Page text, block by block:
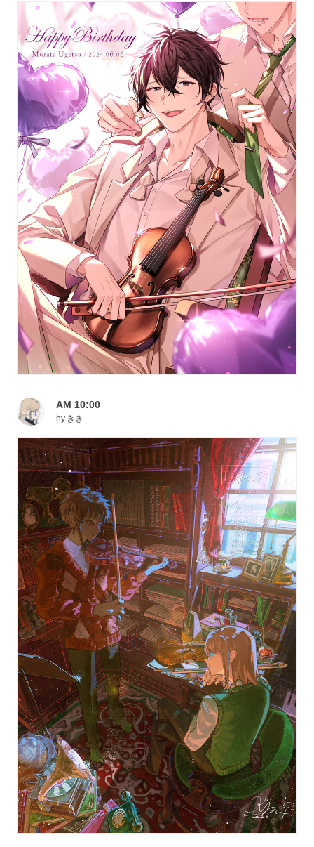
AM 10:00
by きき